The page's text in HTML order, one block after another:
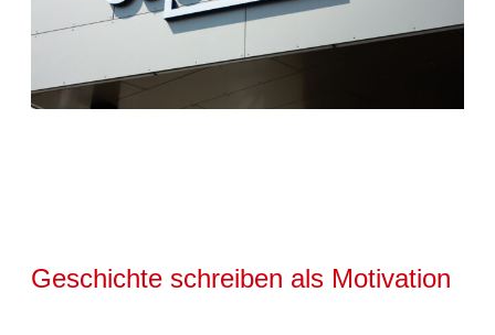
Geschichte schreiben als Motivation